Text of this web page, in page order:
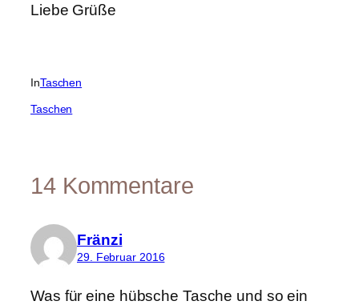
Liebe Grüße
InTaschen
Taschen
14 Kommentare
Fränzi
29. Februar 2016
Was für eine hübsche Tasche und so ein